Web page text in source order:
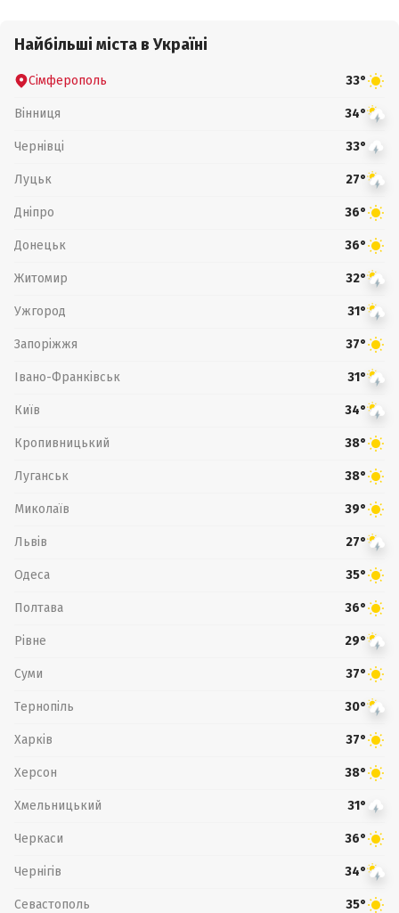
Найбільші міста в Україні
Сімферополь 33°
Вінниця 34°
Чернівці 33°
Луцьк 27°
Дніпро 36°
Донецьк 36°
Житомир 32°
Ужгород 31°
Запоріжжя 37°
Івано-Франківськ 31°
Київ 34°
Кропивницький 38°
Луганськ 38°
Миколаїв 39°
Львів 27°
Одеса 35°
Полтава 36°
Рівне 29°
Суми 37°
Тернопіль 30°
Харків 37°
Херсон 38°
Хмельницький 31°
Черкаси 36°
Чернігів 34°
Севастополь 35°